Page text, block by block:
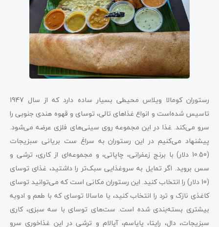
رستوران کومالا ویلاس محیطی بسیار ساده دارد که از سال 1947
تاسیس شده‌است و انواع غذاهای تالی، توسای و قهوه هندی جنوبی را
سرو می‌کند. غذا در این مجموعه روی سینی‌های فلزی عرضه می‌شود.
پیشنهاد می‌کنیم در این رستوران به سراغ ست بریانی سبزیجات
(10.50 دلار) با برنج زعفرانی، چاپاتی، و مجموعه‌ای از کاری، ترشی و
سس بروید. اگر تمایل به سروغذایی سبک‌تر را داشتید، غذای توسای
(10 دلار) را انتخاب کنید. این رستوران مکانی است که می‌توانید توسای
کاغذی نازک و ترد را انتخاب کنید، یا ماسالا توسای که با طعم و ادویه
بیشتری بسته‌بندی شده است. ست‌های توسای با سه سبزی، کاری
سبزیجات، دال، رایتا، پایاسم، آپالام و ترشی در این غذاخوری سرو